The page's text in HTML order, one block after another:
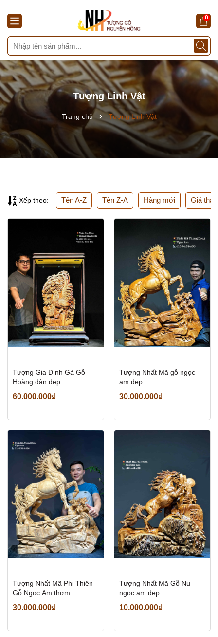
0
Tượng Linh Vật
Trang chủ Tượng Linh Vật
Ngày hết hạn:
Xếp theo: Tên A-Z Tên Z-A Hàng mới Giá
Tượng Gia Đình Gà Gỗ
Hoàng đàn đẹp
60.000.000₫
Tượng Nhất Mã gỗ ngọc
am đẹp
30.000.000₫
Tượng Nhất Mã Phi Thiên
Gỗ Ngọc Am thơm
30.000.000₫
Tượng Nhất Mã Gỗ Nu
ngọc am đẹp
10.000.000₫